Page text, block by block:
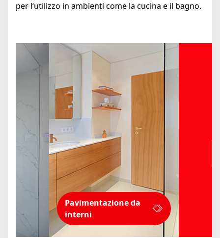
per l’utilizzo in ambienti come la cucina e il bagno.
Pavimentazione da
interni